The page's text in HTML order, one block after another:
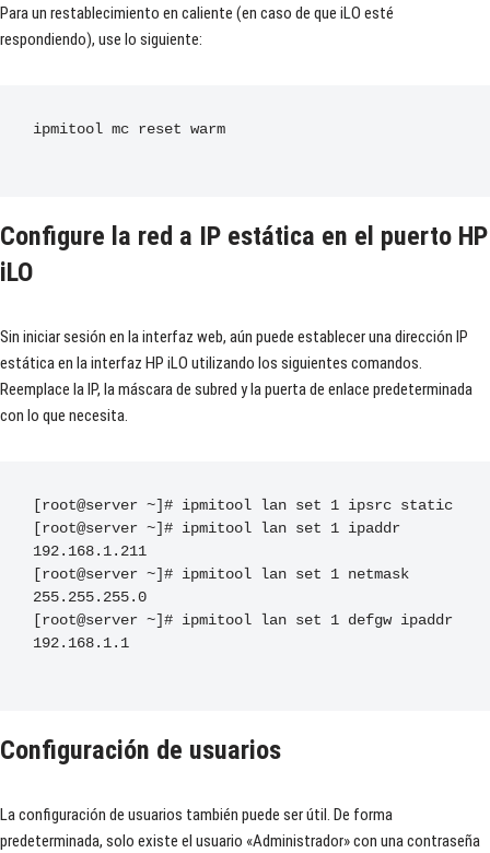
Para un restablecimiento en caliente (en caso de que iLO esté
respondiendo), use lo siguiente:
ipmitool mc reset warm
Configure la red a IP estática en el puerto HP
iLO
Sin iniciar sesión en la interfaz web, aún puede establecer una dirección IP
estática en la interfaz HP iLO utilizando los siguientes comandos.
Reemplace la IP, la máscara de subred y la puerta de enlace predeterminada
con lo que necesita.
root@server ~]# ipmitool lan set 1 ipsrc static
root@server ~]# ipmitool lan set 1
192.168 . 1.211
root@server ~]# ipmitool lan set 1
255.255 . 255.0
root@server ~]# ipmitool lan set 1
192.168 . 1.1
Configuración de usuarios
La configuración de usuarios también puede ser útil. De forma
predeterminada, solo existe el usuario «Administrador» con una contraseña